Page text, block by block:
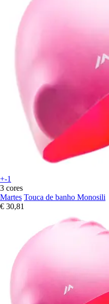
+-1
3 cores
Martes Touca de banho Monosili
€ 30,81